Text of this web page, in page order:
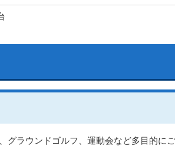
グラウンドゴルフ、運動会など多目的に